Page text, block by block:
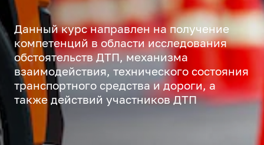
Данный курс направлен на получение
компетенций в области исследования
обстоятельств ДТП, механизма
взаимодействия, технического состояния
транспортного средства и дороги, а
также действий участников ДТП